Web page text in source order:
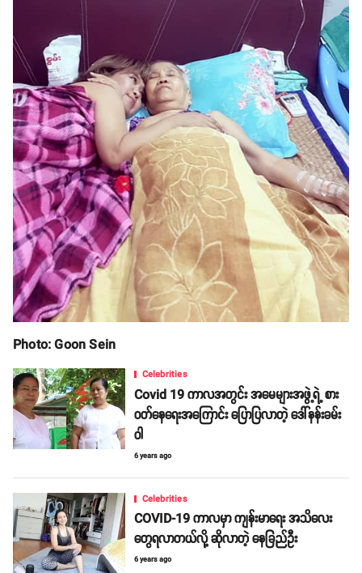
Photo: Goon Sein
Celebrities
Covid 19 ကာလအတွင်း အမေများအဖွဲ့ရဲ့ စား
ဝတ်နေရေးအကြောင်း ပြောပြလာတဲ့ ဒေါ်နန်းခမ်း
ဝါ
6 years ago
Celebrities
COVID-19 ကာလမှာ ကျန်းမာရေး အသိလေး
တွေရလာတယ်လို့ ဆိုလာတဲ့ နေခြည်ဦး
6 years ago